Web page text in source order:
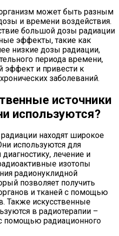
может быть разным
и времени воздействия.
большой дозы радиации
эффекты, такие как
низкие дозы радиации,
периода времени,
эффект и привести к
заболеваний.
источники
используются?
находят широкое
используются для
лечение и
изотопы
радионуклидной
позволяет получить
и тканей с помощью
Также искусственные
в радиотерапии –
помощью радиационного